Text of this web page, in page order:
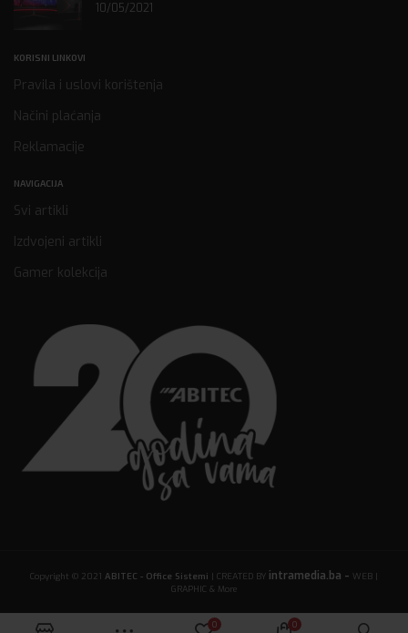
10/05/2021
KORISNI LINKOVI
Pravila i uslovi korištenja
Načini plaćanja
Reklamacije
NAVIGACIJA
Svi artikli
Izdvojeni artikli
Gamer kolekcija
Copyright © 2021 ABITEC - Office Sistemi | CREATED BY intramedia.ba - WEB |
GRAPHIC & More
0 0